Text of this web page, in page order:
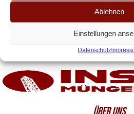
Ablehnen
Einstellungen
Datenschutz